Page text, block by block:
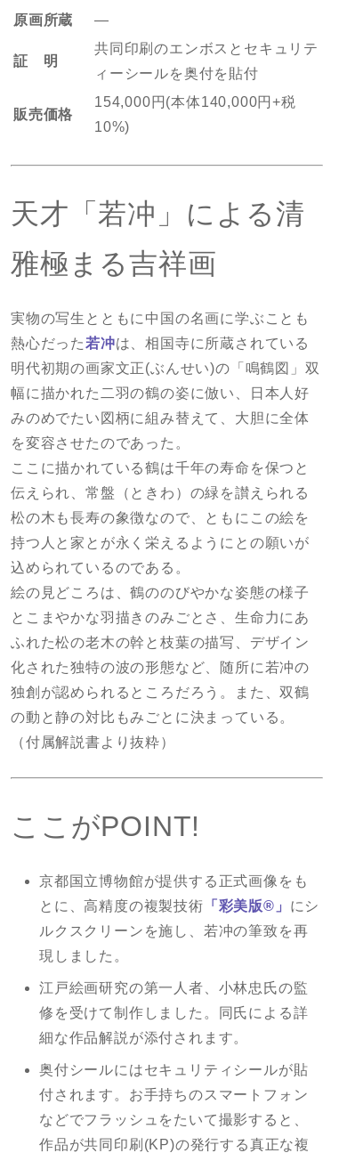
原画所蔵
―
証 明
共同印刷のエンボスとセキュリテ
ィーシールを奥付を貼付
販売価格
154,000円(本体140,000円+税
10%)
天才「若冲」による清
雅極まる吉祥画
実物の写生とともに中国の名画に学ぶことも
熱心だった若冲は、相国寺に所蔵されている
明代初期の画家文正(ぶんせい)の「鳴鶴図」双
幅に描かれた二羽の鶴の姿に倣い、日本人好
みのめでたい図柄に組み替えて、大胆に全体
を変容させたのであった。
ここに描かれている鶴は千年の寿命を保つと
伝えられ、常盤（ときわ）の緑を讃えられる
松の木も長寿の象徴なので、ともにこの絵を
持つ人と家とが永く栄えるようにとの願いが
込められているのである。
絵の見どころは、鶴ののびやかな姿態の様子
とこまやかな羽描きのみごとさ、生命力にあ
ふれた松の老木の幹と枝葉の描写、デザイン
化された独特の波の形態など、随所に若冲の
独創が認められるところだろう。また、双鶴
の動と静の対比もみごとに決まっている。
（付属解説書より抜粋）
ここがPOINT!
京都国立博物館が提供する正式画像をも
とに、高精度の複製技術 「彩美版®」 にシ
ルクスクリーンを施し、若冲の筆致を再
現しました。
江戸絵画研究の第一人者、小林忠氏の監
修を受けて制作しました。同氏による詳
細な作品解説が添付されます。
奥付シールにはセキュリティシールが貼
付されます。お手持ちのスマートフォン
などでフラッシュをたいて撮影すると、
作品が共同印刷(KP)の発行する真正な複